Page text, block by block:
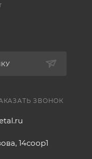
ЗВОНОК
14соор1